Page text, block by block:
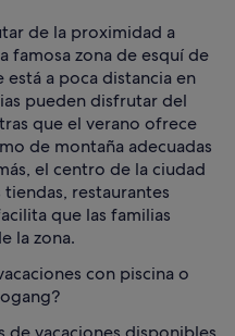
de la proximidad a
famosa zona de esquí de
a poca distancia en
pueden disfrutar del
que el verano ofrece
de montaña adecuadas
el centro de la ciudad
restaurantes
que las familias
la zona.
con piscina o